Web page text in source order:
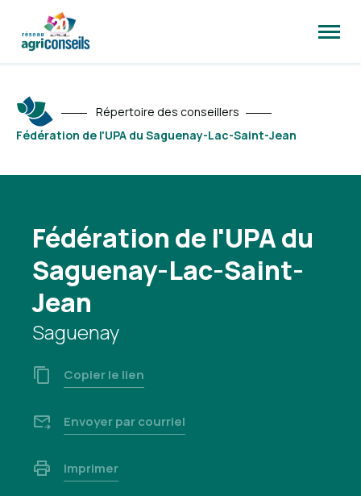
la
Répertoire des conseillers
Fédération de l'UPA du Saguenay-Lac-Saint-Jean
Fédération de l'UPA du
Saguenay-Lac-Saint-
Jean
Saguenay
Copier le lien
Envoyer par courriel
Imprimer